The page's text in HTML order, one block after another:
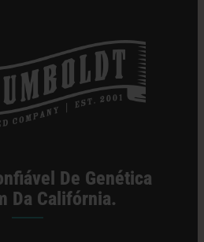
De Genética
Da Califórnia.